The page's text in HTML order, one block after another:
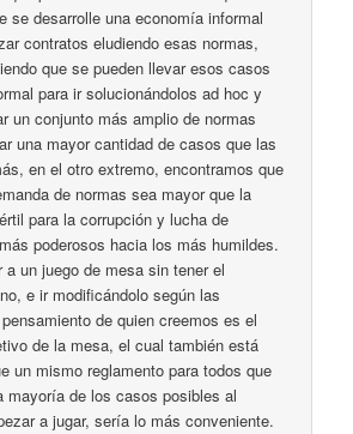
se desarrolle una economía informal
contratos eludiendo esas normas,
que se pueden llevar esos casos
para ir solucionándolos ad hoc y
un conjunto más amplio de normas
una mayor cantidad de casos que las
en el otro extremo, encontramos que
de normas sea mayor que la
para la corrupción y lucha de
poderosos hacia los más humildes.
un juego de mesa sin tener el
e ir modificándolo según las
de quien creemos es el
de la mesa, el cual también está
un mismo reglamento para todos que
mayoría de los casos posibles al
a jugar, sería lo más conveniente.